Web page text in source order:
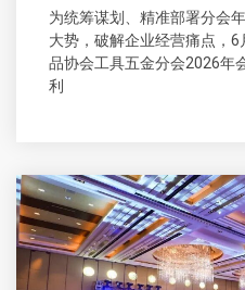
为统筹谋划、精准部署分会
大势，破解企业经营痛点，
品协会工具五金分会2026年
利